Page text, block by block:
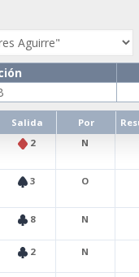
Salida Por
2 N
3 O
8 N
2 N